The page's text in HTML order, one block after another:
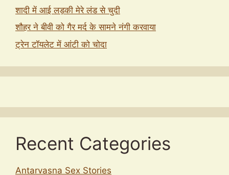
शादी में आई लड़की मेरे लंड से चुदी
शौहर ने बीवी को गैर मर्द के सामने नंगी करवाया
ट्रेन टॉयलेट में आंटी को चोदा
Recent Categories
Antarvasna Sex Stories